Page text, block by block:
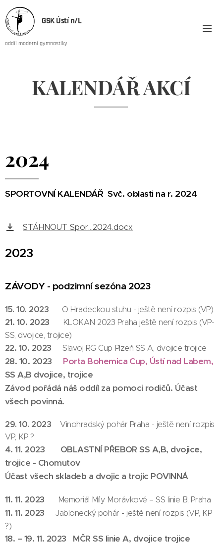
GSK Ústí n/L
oddíl moderní gymnastiky
KALENDÁŘ AKCÍ
2024
SPORTOVNÍ KALENDÁŘ Svč. oblasti na r. 2024
STÁHNOUT Spor...2024.docx
2023
ZÁVODY - podzimní sezóna 2023
15. 10. 2023 O Hradeckou stuhu - ještě není rozpis (VP)
21. 10. 2023
KLOKAN 2023 Praha ještě není rozpis (VP-
SS, dvojice, trojice)
22. 10. 2023Slavoj RG Cup Plzeň SS A, dvojice trojice
28. 10. 2023 Porta Bohemica Cup, Ústí nad Labem,
SS A,B dvojice, trojice
Závod pořádá náš oddíl za pomoci rodičů. Účast
všech povinná.
29. 10. 2023Vinohradský pohár Praha - ještě není rozpis
VP, KP ?
4. 11. 2023 OBLASTNÍ PŘEBOR SS A,B, dvojice,
trojice - Chomutov
Účast všech skladeb a dvojic a trojic POVINNÁ
11. 11. 2023 Memoriál Míly Morávkové – SS linie B, Praha
11. 11. 2023Jablonecký pohár - ještě není rozpis (VP, KP
?)
18. – 19. 11. 2023 MČR SS linie A, dvojice trojice